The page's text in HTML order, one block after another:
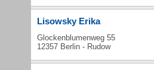
Lisowsky Erika
Glockenblumenweg 55
12357 Berlin - Rudow